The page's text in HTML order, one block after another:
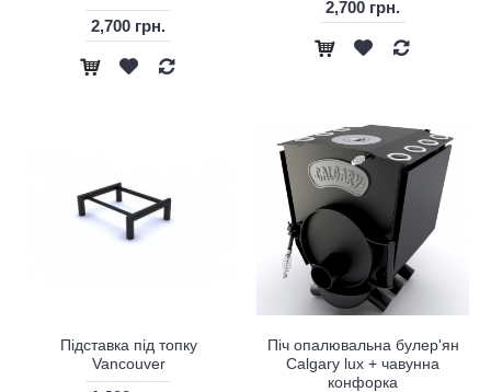
2,700 грн.
2,700 грн.
Підставка під топку
Vancouver
Піч опалювальна булер'ян
Calgary lux + чавунна
конфорка